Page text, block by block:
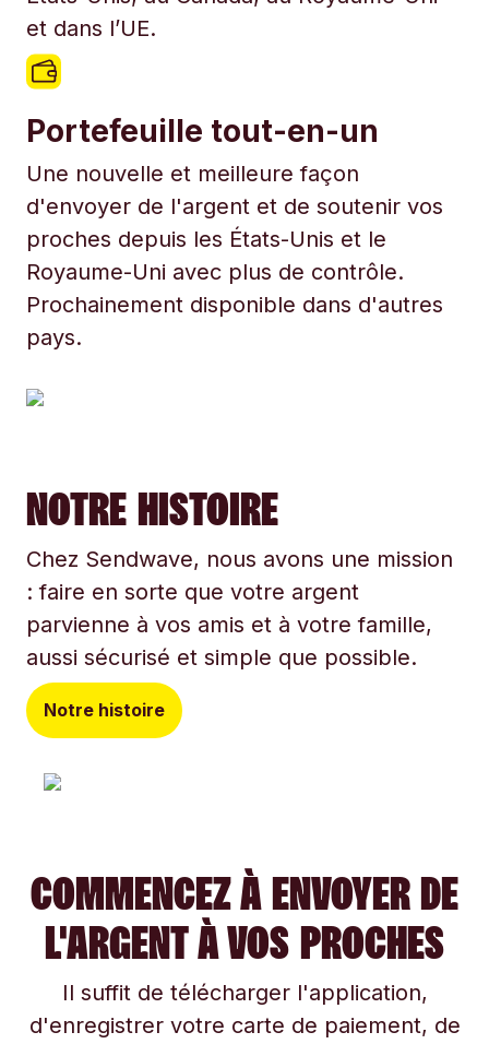
et dans l’UE.
Portefeuille tout-en-un
Une nouvelle et meilleure façon
d'envoyer de l'argent et de soutenir vos
proches depuis les États-Unis et le
Royaume-Uni avec plus de contrôle.
Prochainement disponible dans d'autres
pays.
NOTRE HISTOIRE
Chez Sendwave, nous avons une mission
: faire en sorte que votre argent
parvienne à vos amis et à votre famille,
aussi sécurisé et simple que possible.
Notre histoire
COMMENCEZ À ENVOYER DE
L'ARGENT À VOS PROCHES
Il suffit de télécharger l'application,
d'enregistrer votre carte de paiement, de